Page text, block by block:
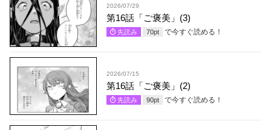
2026/07/29
第16話「ご褒美」(3)
先読み 70pt で今すぐ読める！
2026/07/15
第16話「ご褒美」(2)
先読み 90pt で今すぐ読める！